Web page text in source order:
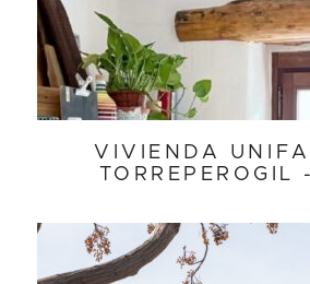
VIVIENDA
TORREPEROGIL